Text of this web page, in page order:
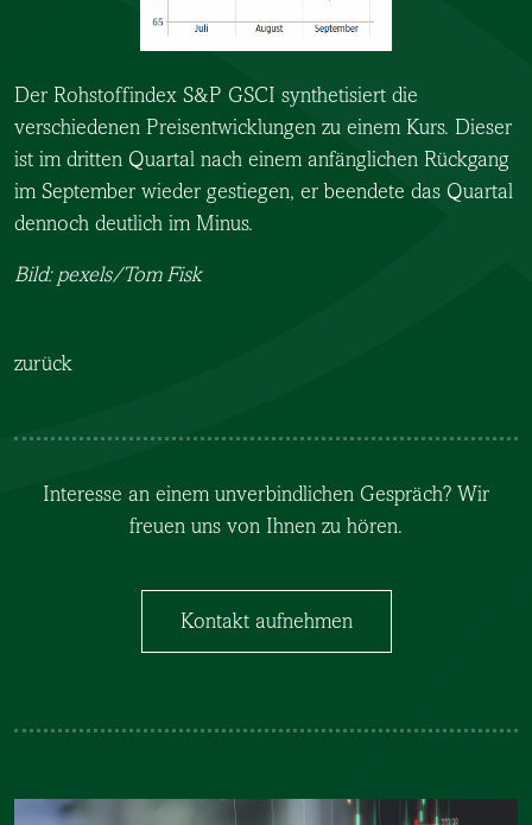
Der Rohstoffindex S&P GSCI synthetisiert die
verschiedenen Preisentwicklungen zu einem Kurs. Dieser
ist im dritten Quartal nach einem anfänglichen Rückgang
im September wieder gestiegen, er beendete das Quartal
dennoch deutlich im Minus.
Bild: pexels/Tom Fisk
zurück
Interesse an einem unverbindlichen Gespräch? Wir
freuen uns von Ihnen zu hören.
Kontakt aufnehmen